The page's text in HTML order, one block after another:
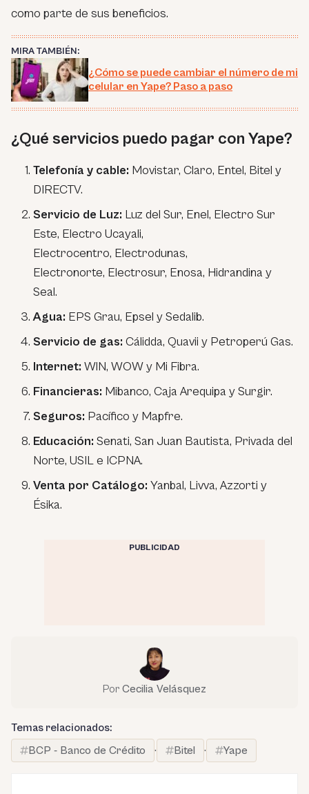
como parte de sus beneficios.
MIRA TAMBIÉN:
¿Cómo se puede cambiar el número de mi
celular en Yape? Paso a paso
¿Qué servicios puedo pagar con Yape?
Telefonía y cable: Movistar, Claro, Entel, Bitel y
DIRECTV.
Servicio de Luz: Luz del Sur, Enel, Electro Sur
Este, Electro Ucayali,
Electrocentro, Electrodunas,
Electronorte, Electrosur, Enosa, Hidrandina y
Seal.
Agua: EPS Grau, Epsel y Sedalib.
Servicio de gas: Cálidda, Quavii y Petroperú Gas.
Internet: WIN, WOW y Mi Fibra.
Financieras: Mibanco, Caja Arequipa y Surgir.
Seguros: Pacífico y Mapfre.
Educación: Senati, San Juan Bautista, Privada del
Norte, USIL e ICPNA.
Venta por Catálogo: Yanbal, Livva, Azzorti y
Ésika.
PUBLICIDAD
Por Cecilia Velásquez
Temas relacionados:
BCP - Banco de Crédito
· Bitel · Yape